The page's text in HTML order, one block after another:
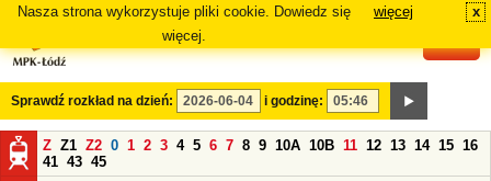
Nasza strona wykorzystuje pliki cookie. Dowiedz się
więcej.
więcej x
Sprawdź rozkład na dzień: i godzinę:
Z Z1 Z2 0 1 2 3 4 5 6 7 8 9 10A 10B 11 12 13 14 15 16
41 43 45